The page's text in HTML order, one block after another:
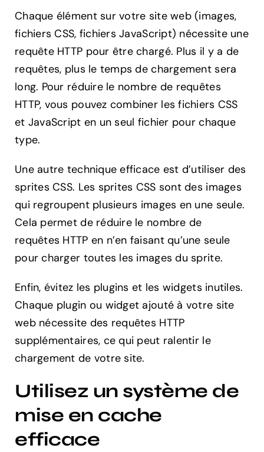
Chaque élément sur votre site web (images,
fichiers CSS, fichiers JavaScript) nécessite une
requête HTTP pour être chargé. Plus il y a de
requêtes, plus le temps de chargement sera
long. Pour réduire le nombre de requêtes
HTTP, vous pouvez combiner les fichiers CSS
et JavaScript en un seul fichier pour chaque
type.
Une autre technique efficace est d’utiliser des
sprites CSS. Les sprites CSS sont des images
qui regroupent plusieurs images en une seule.
Cela permet de réduire le nombre de
requêtes HTTP en n’en faisant qu’une seule
pour charger toutes les images du sprite.
Enfin, évitez les plugins et les widgets inutiles.
Chaque plugin ou widget ajouté à votre site
web nécessite des requêtes HTTP
supplémentaires, ce qui peut ralentir le
chargement de votre site.
Utilisez un système de
mise en cache
efficace